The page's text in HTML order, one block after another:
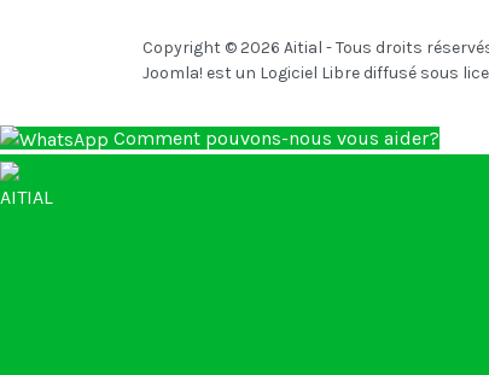
Copyright © 2026 Aitial - Tous droits
Joomla! est un Logiciel Libre diffusé sous
Comment pouvons-nous vous aider?
AITIAL